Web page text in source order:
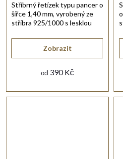
od 390 Kč
Zobrazit
Stříbrný řetízek typu pancer o
šířce 1,40 mm, vyrobený ze
stříbra 925/1000 s lesklou
úpravou.